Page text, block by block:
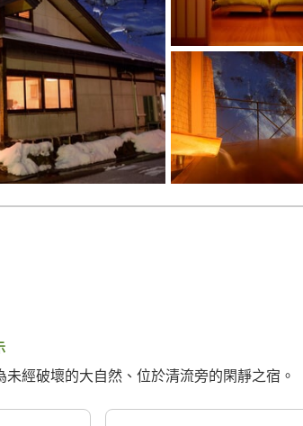
經破壞的大自然、位於清流旁的閑靜之宿。